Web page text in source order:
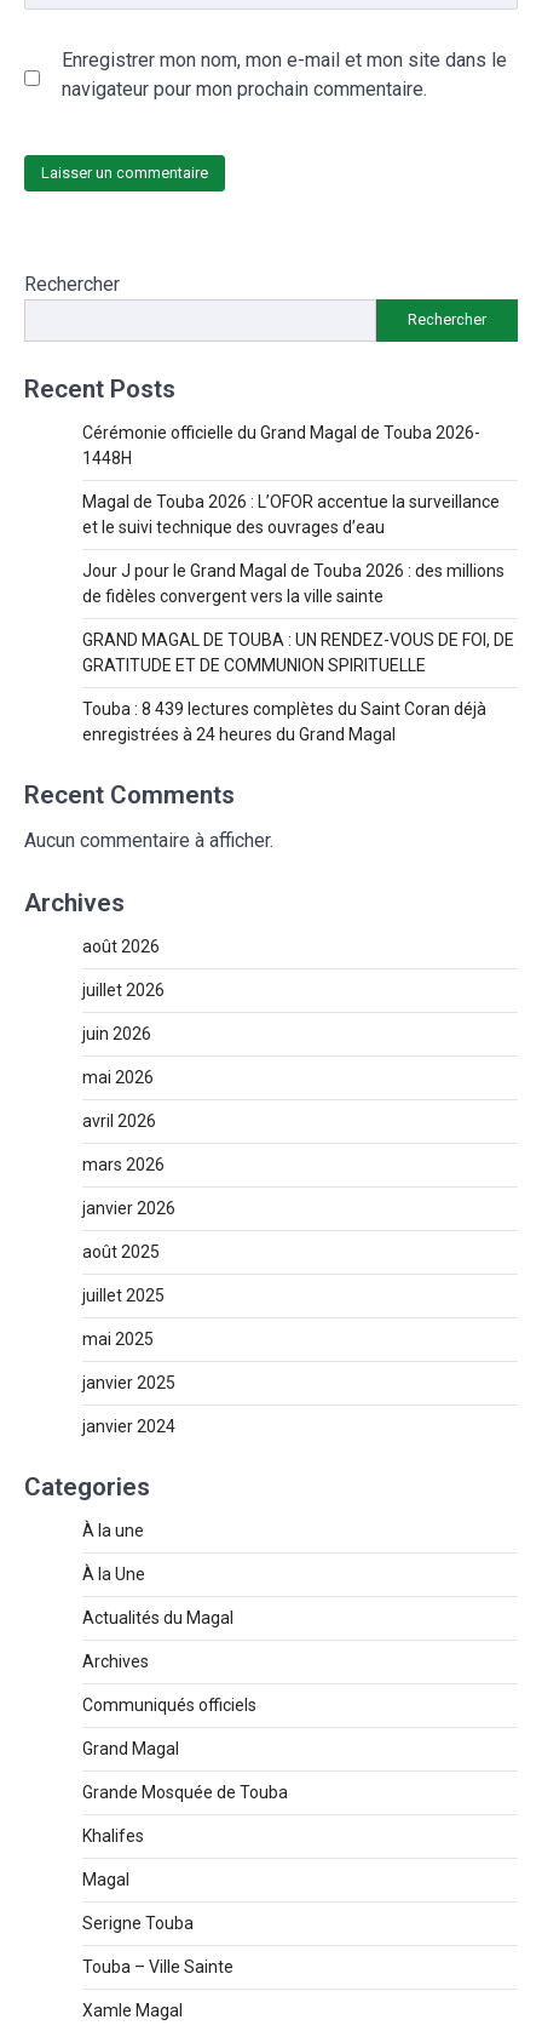
Enregistrer mon nom, mon e-mail et mon site dans le
navigateur pour mon prochain commentaire.
Rechercher
Rechercher
Recent Posts
Cérémonie officielle du Grand Magal de Touba 2026-
1448H
Magal de Touba 2026 : L’OFOR accentue la surveillance
et le suivi technique des ouvrages d’eau
Jour J pour le Grand Magal de Touba 2026 : des millions
de fidèles convergent vers la ville sainte
GRAND MAGAL DE TOUBA : UN RENDEZ-VOUS DE FOI, DE
GRATITUDE ET DE COMMUNION SPIRITUELLE
Touba : 8 439 lectures complètes du Saint Coran déjà
enregistrées à 24 heures du Grand Magal
Recent Comments
Aucun commentaire à afficher.
Archives
août 2026
juillet 2026
juin 2026
mai 2026
avril 2026
mars 2026
janvier 2026
août 2025
juillet 2025
mai 2025
janvier 2025
janvier 2024
Categories
À la une
À la Une
Actualités du Magal
Archives
Communiqués officiels
Grand Magal
Grande Mosquée de Touba
Khalifes
Magal
Serigne Touba
Touba – Ville Sainte
Xamle Magal